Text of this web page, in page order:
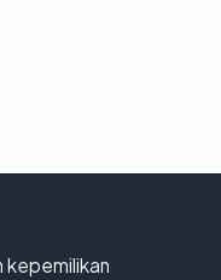
kepemilikan